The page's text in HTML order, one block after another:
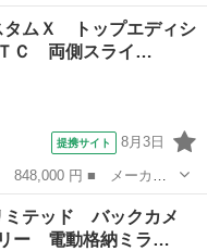
グレード名： ココア
スマートキー タコメ
タムＸ トップエディシ
Ｃ 両側スライ…
提携サイト 8月3日
ード名： カスタム
両側スライド・片側電
ミテッド バックカメ
ー 電動格納ミラ…